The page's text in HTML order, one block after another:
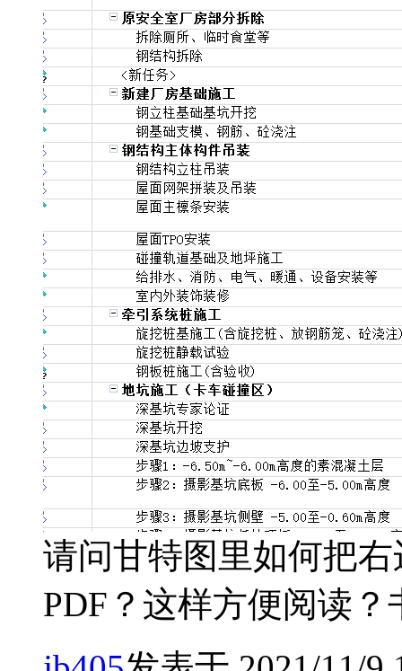
请问甘特图里如何把
PDF？这样方便阅读